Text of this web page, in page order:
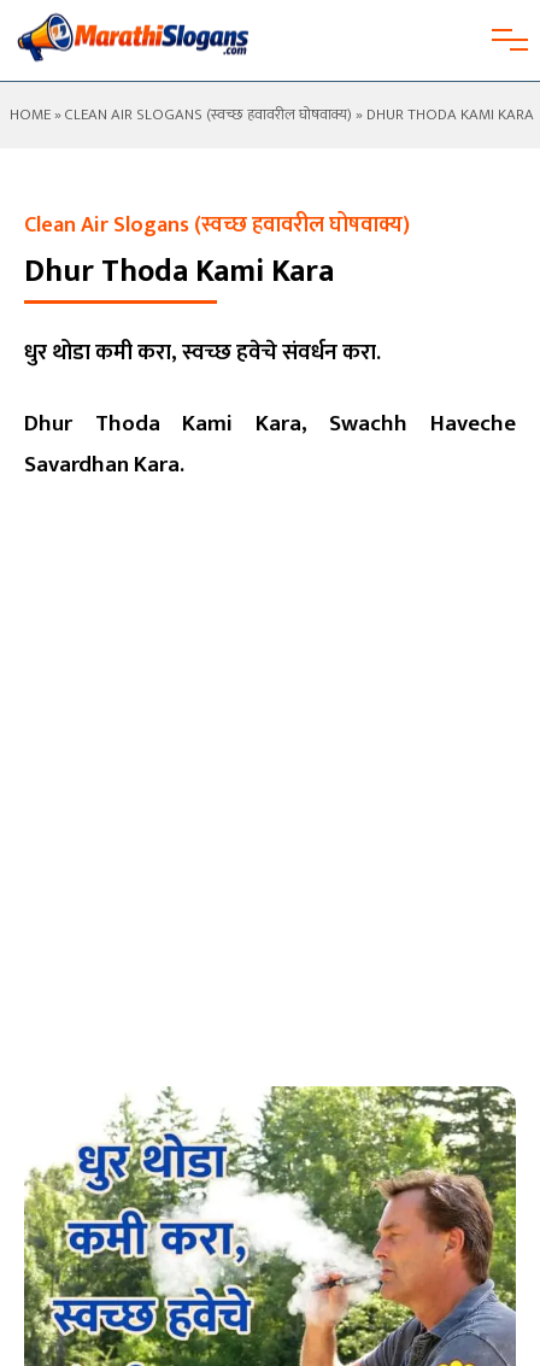
HOME»CLEAN AIR SLOGANS (स्वच्छ हवावरील घोषवाक्य)» DHUR THODA KAMI KARA
Clean Air Slogans (स्वच्छ हवावरील घोषवाक्य)
Dhur Thoda Kami Kara
धुर थोडा कमी करा, स्वच्छ हवेचे संवर्धन करा.
Dhur Thoda Kami Kara, Swachh Haveche
Savardhan Kara.